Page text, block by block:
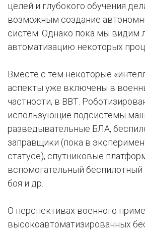
целей и глубокого обучения
возможным создание
систем. Однако пока мы видим
автоматизацию некоторых
Вместе с тем некоторые
аспекты уже включены в
частности, в ВВТ.
использующие подсистемы
разведывательные БЛА,
заправщики (пока в
статусе), спутниковые
вспомогательный беспилотный
боя и др.
О перспективах военного
высокоавтоматизированных